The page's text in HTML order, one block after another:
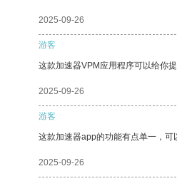
2025-09-26
游客
这款加速器VPM应用程序可以给你
2025-09-26
游客
这款加速器app的功能有点单一，可
2025-09-26